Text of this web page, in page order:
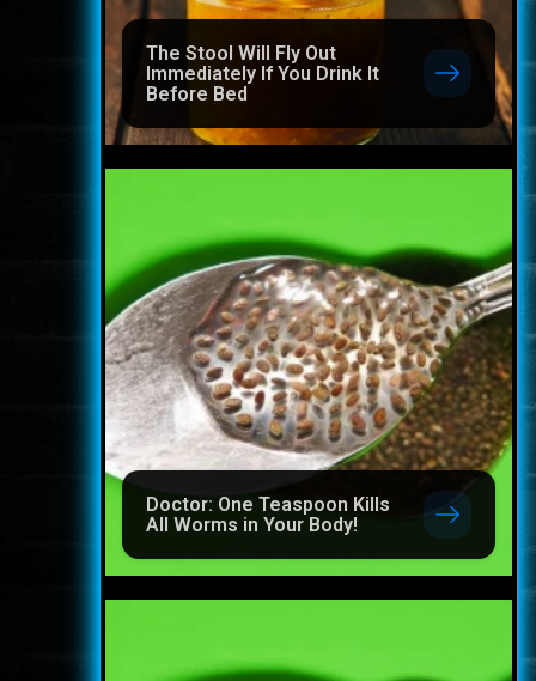
The Stool Will Fly Out
Immediately If You Drink It
Before Bed
Doctor: One Teaspoon Kills
All Worms in Your Body!